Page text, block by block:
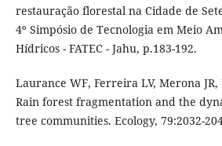
restauração florestal na Cidade de
4º Simpósio de Tecnologia em Meio
Hídricos - FATEC - Jahu, p.183-192.
Laurance WF, Ferreira LV, Merona JR,
Rain forest fragmentation and the
tree communities. Ecology, 79:2032-